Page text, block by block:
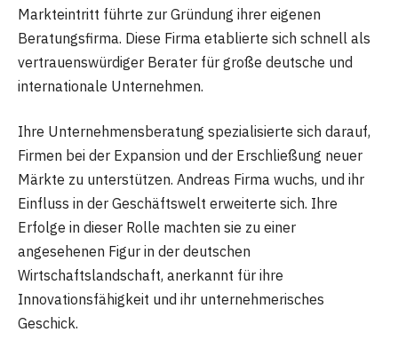
Markteintritt führte zur Gründung ihrer eigenen
Beratungsfirma. Diese Firma etablierte sich schnell als
vertrauenswürdiger Berater für große deutsche und
internationale Unternehmen.
Ihre Unternehmensberatung spezialisierte sich darauf,
Firmen bei der Expansion und der Erschließung neuer
Märkte zu unterstützen. Andreas Firma wuchs, und ihr
Einfluss in der Geschäftswelt erweiterte sich. Ihre
Erfolge in dieser Rolle machten sie zu einer
angesehenen Figur in der deutschen
Wirtschaftslandschaft, anerkannt für ihre
Innovationsfähigkeit und ihr unternehmerisches
Geschick.